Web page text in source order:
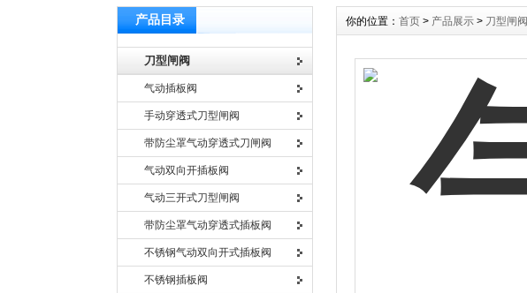
产品目录
刀型闸阀
气动插板阀
手动穿透式刀型闸阀
带防尘罩气动穿透式刀闸阀
气动双向开插板阀
气动三开式刀型闸阀
带防尘罩气动穿透式插板阀
不锈钢气动双向开式插板阀
不锈钢插板阀
你的位置： 首页 > 产品展示 > 刀型闸阀